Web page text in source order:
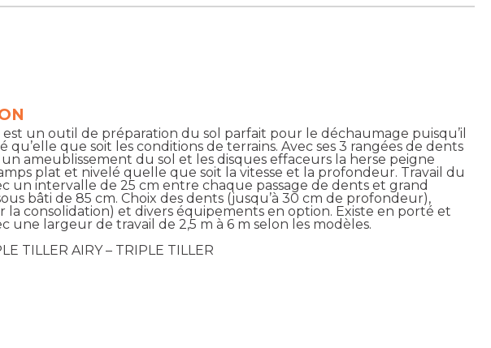
un outil de préparation du sol parfait pour le déchaumage puisqu’il
qu’elle que soit les conditions de terrains. Avec ses 3 rangées de dents
ameublissement du sol et les disques effaceurs la herse peigne
plat et nivelé quelle que soit la vitesse et la profondeur. Travail du
un intervalle de 25 cm entre chaque passage de dents et grand
bâti de 85 cm. Choix des dents (jusqu’à 30 cm de profondeur),
la consolidation) et divers équipements en option. Existe en porté et
une largeur de travail de 2,5 m à 6 m selon les modèles.
TILLER AIRY – TRIPLE TILLER